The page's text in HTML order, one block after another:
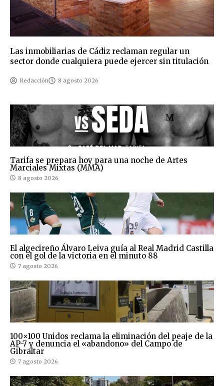
Las inmobiliarias de Cádiz reclaman regular un
sector donde cualquiera puede ejercer sin titulación
Redacción 8 agosto 2026
Tarifa se prepara hoy para una noche de Artes
Marciales Mixtas (MMA)
8 agosto 2026
El algecireño Álvaro Leiva guía al Real Madrid Castilla
con el gol de la victoria en el minuto 88
7 agosto 2026
100×100 Unidos reclama la eliminación del peaje de la
AP-7 y denuncia el «abandono» del Campo de
Gibraltar
7 agosto 2026